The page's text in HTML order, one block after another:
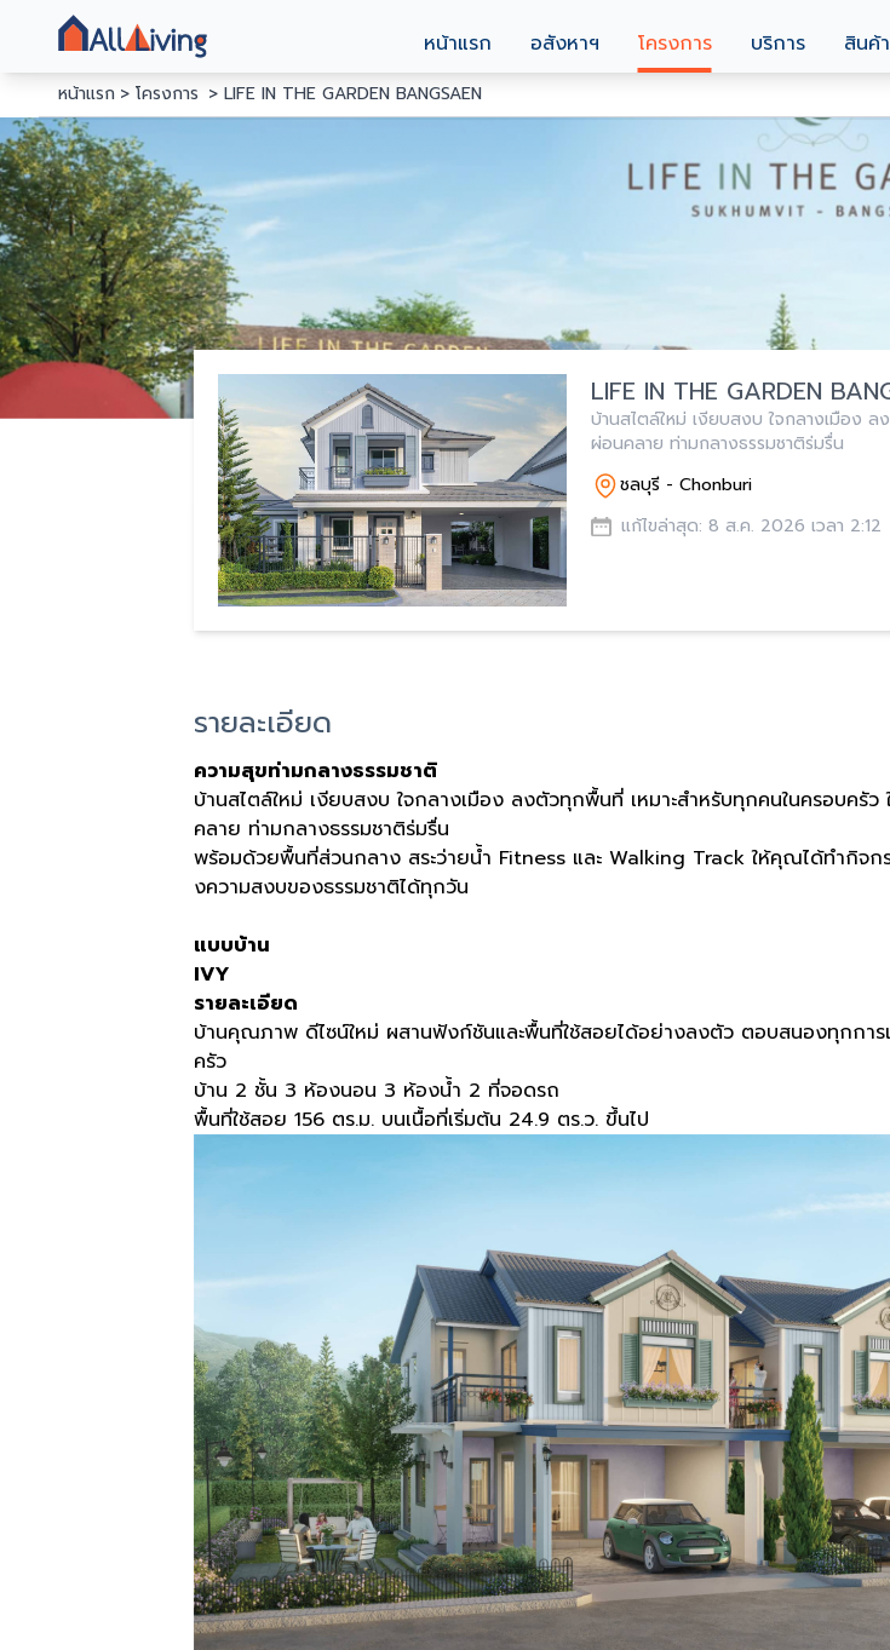
หน้าแรก อสังหาฯ โครงการ บริการ สินค้า
หน้าแรก โครงการ LIFE IN THE GARDEN BANGSAEN
LIFE IN THE GARDEN
บ้านสไตล์ใหม่ เงียบสงบ ใจกลางเมือง
ผ่อนคลาย ท่ามกลางธรรมชาติร่มรื่น
ชลบุรี - Chonburi
แก้ไขล่าสุด: 8 ส.ค. 2026 เวลา 2:12
รายละเอียด
ความสุขท่ามกลางธรรมชาติ
บ้านสไตล์ใหม่ เงียบสงบ ใจกลางเมือง ลงตัวทุกพื้นที่ เหมาะสำหรับทุกคนในครอบครั
คลาย ท่ามกลางธรรมชาติร่มรื่น
พร้อมด้วยพื้นที่ส่วนกลาง สระว่ายน้ำ Fitness และ Walking Track ให้คุณได้ทำกิจก
งความสงบของธรรมชาติได้ทุกวัน
แบบบ้าน
IVY
รายละเอียด
บ้านคุณภาพ ดีไซน์ใหม่ ผสานฟังก์ชันและพื้นที่ใช้สอยได้อย่างลงตัว ตอบสนองทุกการ
ครัว
บ้าน 2 ชั้น 3 ห้องนอน 3 ห้องน้ำ 2 ที่จอดรถ
พื้นที่ใช้สอย 156 ตร.ม. บนเนื้อที่เริ่มต้น 24.9 ตร.ว. ขึ้นไป